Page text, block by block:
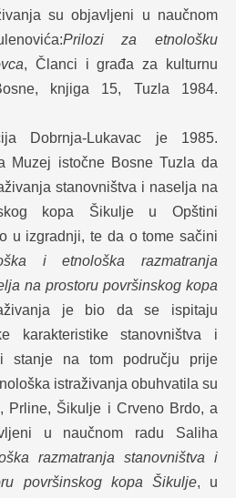
su objavljeni u naučnom
Prilozi za etnološku
, Članci i građa za kulturnu
knjiga 15, Tuzla 1984.
Dobrnja-Lukavac je 1985.
Muzej istočne Bosne Tuzla da
stanovništva i naselja na
kopa Šikulje u Opštini
u izgradnji, te da o tome sačini
i etnološka razmatranja
na prostoru površinskog kopa
je bio da se ispitaju
karakteristike stanovništva i
stanje na tom području prije
istraživanja obuhvatila su
Prline, Šikulje i Crveno Brdo, a
u naučnom radu Saliha
razmatranja stanovništva i
površinskog kopa Šikulje, u